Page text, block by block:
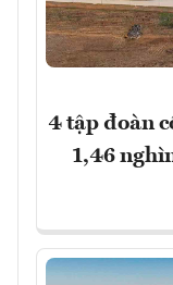
4 tập đoàn
1,46